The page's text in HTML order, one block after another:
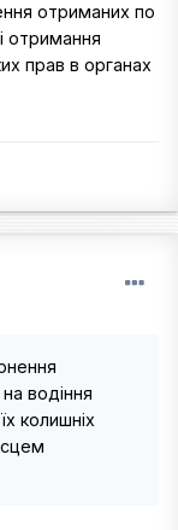
отриманих по
отримання
прав в органах
водіння
колишніх